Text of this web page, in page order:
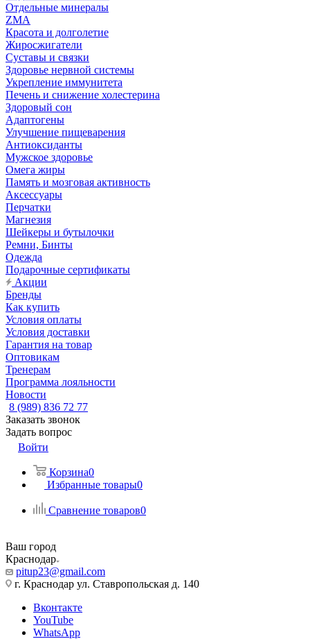
Отдельные минералы
ZMA
Красота и долголетие
Жиросжигатели
Суставы и связки
Здоровье нервной системы
Укрепление иммунитета
Печень и снижение холестерина
Здоровый сон
Адаптогены
Улучшение пищеварения
Антиоксиданты
Мужское здоровье
Омега жиры
Память и мозговая активность
Аксессуары
Перчатки
Магнезия
Шейкеры и бутылочки
Ремни, Бинты
Одежда
Подарочные сертификаты
Акции
Бренды
Как купить
Условия оплаты
Условия доставки
Гарантия на товар
Оптовикам
Тренерам
Программа лояльности
Новости
8 (989) 836 72 77
Заказать звонок
Задать вопрос
Войти
Корзина0
Избранные товары0
Сравнение товаров0
Ваш город
Краснодар
pitup23@gmail.com
г. Краснодар ул. Ставропольская д. 140
Вконтакте
YouTube
WhatsApp